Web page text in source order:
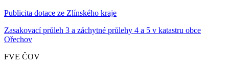
Publicita dotace ze Zlínského kraje
Zasakovací průleh 3 a záchytné průlehy 4 a 5 v katastru obce
Ořechov
FVE ČOV